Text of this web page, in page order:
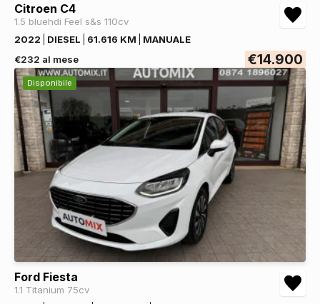
Citroen C4
1.5 bluehdi Feel s&s 110cv
2022
DIESEL 61.616 KM
MANUALE
€232 al mese
€14.900
Disponibile
Ford Fiesta
1.1 Titanium 75cv